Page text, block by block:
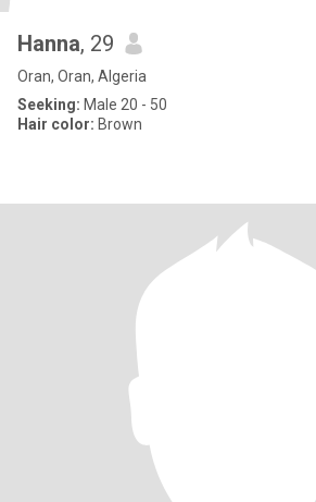
Hanna, 29
Oran, Oran, Algeria
Seeking: Male 20 - 50
Hair color: Brown